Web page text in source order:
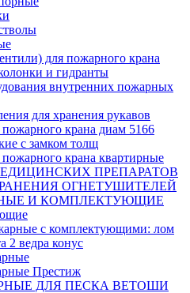
для пожарного крана
и гидранты
внутренних пожарных
для хранения рукавов
крана диам 5166
с замком толщ
крана квартирные
ПРЕПАРАТОВ
ОГНЕТУШИТЕЛЕЙ
И КОМПЛЕКТУЮЩИЕ
с комплектующими: лом
2 ведра конус
Престиж
ДЛЯ ПЕСКА ВЕТОШИ